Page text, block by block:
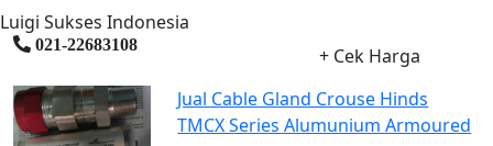
Luigi Sukses Indonesia
021-22683108
+ Cek Harga
Jual Cable Gland Crouse Hinds
TMCX Series Alumunium Armoured